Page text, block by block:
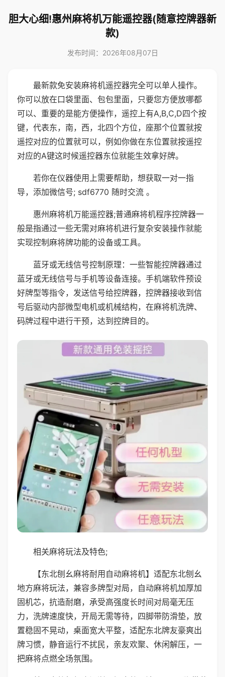
胆大心细!惠州麻将机万能遥控器(随意控牌器新
款)
发布时间：2026年08月07日
最新款免安装麻将机遥控器完全可以单人操作。
你可以放在口袋里面、包包里面，只要您方便放哪都
可以、重要的是能方便操作，遥控上有A,B,C,D四个按
键，代表东，南，西，北四个方位，座那个位置就按
遥控对应的位置就可以，例如你做在东位置就按遥控
对应的A键这时候遥控器东位就能生效拿好牌。
若你在仪器使用上需要帮助，想获取一对一指
导，添加微信号; sdf6770 随时交流 。
惠州麻将机万能遥控器;普通麻将机程序控牌器一
般是指通过一些无需对麻将机进行复杂安装操作就能
实现控制麻将牌功能的设备或工具。
蓝牙或无线信号控制原理：一些智能控牌器通过
蓝牙或无线信号与手机等设备连接。手机端软件预设
好牌型等指令，发送信号给控牌器，控牌器接收到信
号后驱动内部微型电机或机械结构，在麻将机洗牌、
码牌过程中进行干预，达到控牌目的。
相关麻将玩法及特色;
【东北刨幺麻将耐用自动麻将机】适配东北刨幺
地方麻将玩法，兼容多牌型对局，自动麻将机加厚加
固机芯，抗造耐磨，承受高强度长时间对局毫无压
力，洗牌速度快，开局无需等待，四脚带防滑垫，放
置稳固不晃动，桌面宽大平整，适配东北牌友豪爽出
牌习惯，静音运行不扰民，亲友欢聚、休闲解压，一
把麻将点燃全场氛围。